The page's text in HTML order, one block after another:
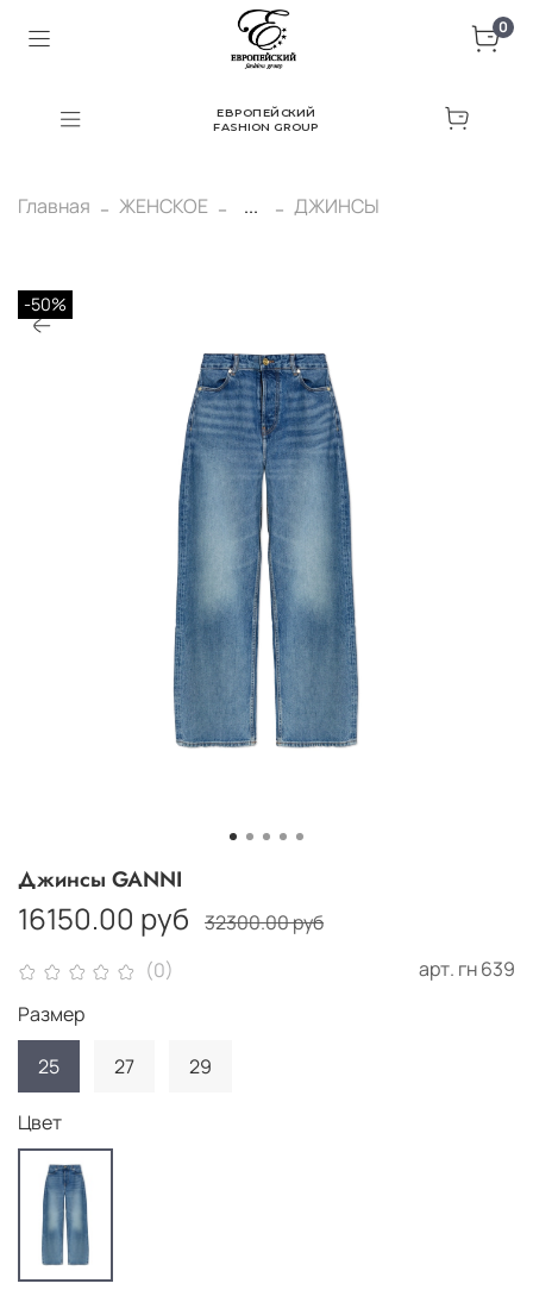
0
ЕВРОПЕЙСКИЙ
FASHION GROUP
Главная ЖЕНСКОЕ ... ДЖИНСЫ
-50%
(0) арт. гн 639
Джинсы GANNI
16150.00 руб 32300.00 руб
Размер
25
27 29
Цвет